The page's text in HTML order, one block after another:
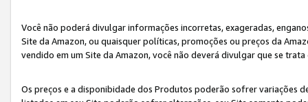
Você não poderá divulgar informações incorretas, exageradas,
Site da Amazon, ou quaisquer políticas, promoções ou preços da
vendido em um Site da Amazon, você não deverá divulgar que se
Os preços e a disponibidade dos Produtos poderão sofrer variações